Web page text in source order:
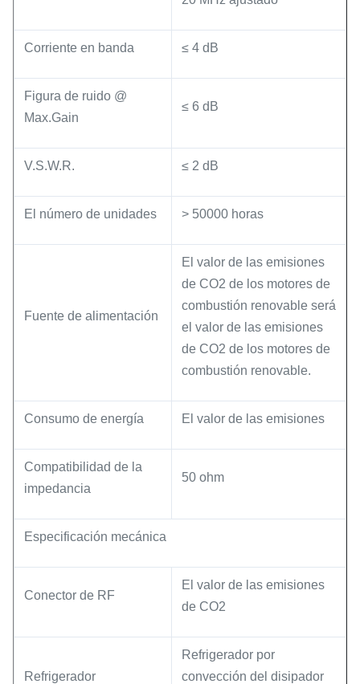
Corriente en banda ≤ 4 dB
Figura de ruido @
Max.Gain
≤ 6 dB
V.S.W.R. ≤ 2 dB
El número de unidades > 50000 horas
Fuente de alimentación
El valor de las emisiones
de CO2 de los motores de
combustión renovable será
el valor de las emisiones
de CO2 de los motores de
combustión renovable.
Consumo de energía El valor de las emisiones
Compatibilidad de la
impedancia
50 ohm
Especificación mecánica
Conector de RF
El valor de las emisiones
de CO2
Refrigerador
Refrigerador por
convección del disipador